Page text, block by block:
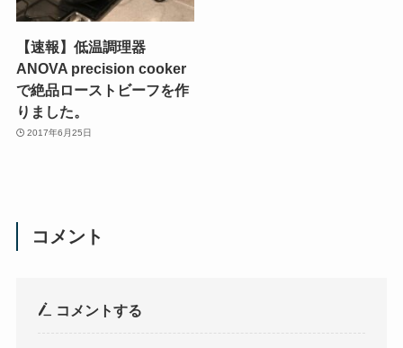
【速報】低温調理器
ANOVA precision cooker
で絶品ローストビーフを作
りました。
2017年6月25日
コメント
コメントする